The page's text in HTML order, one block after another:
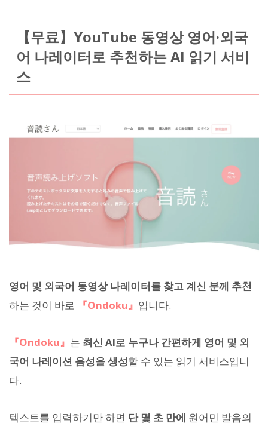
【무료】YouTube 동영상 영어·외국
어 나레이터로 추천하는 AI 읽기 서비
스
영어 및 외국어 동영상 나레이터를 찾고 계신 분께 추천
하는 것이 바로
『Ondoku』 입니다.
『Ondoku』 는 최신 AI로 누구나 간편하게 영어 및 외
국어 나레이션 음성을 생성할 수 있는 읽기 서비스입니
다.
텍스트를 입력하기만 하면 단 몇 초 만에 원어민 발음의